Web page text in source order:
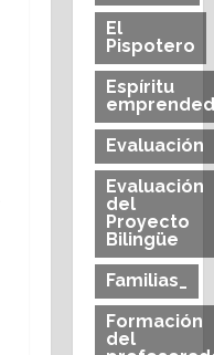
El
Pispotero
Espíritu
Evaluación
Evaluación
del
Proyecto
Bilingüe
Familias_
Formación
del